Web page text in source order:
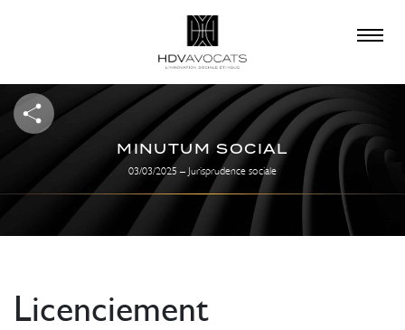
×
QUE RECHERCHEZ-
VOUS ?
MINUTUM SOCIAL
03/03/2025 – Jurisprudence sociale
Licenciement